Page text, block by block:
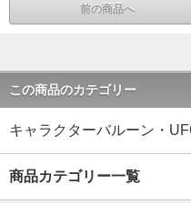
前の商品へ
この商品のカテゴリー
キャラクターバルーン・
商品カテゴリー一覧